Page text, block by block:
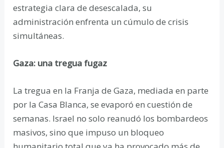
estrategia clara de desescalada, su
administración enfrenta un cúmulo de crisis
simultáneas.
Gaza: una tregua fugaz
La tregua en la Franja de Gaza, mediada en parte
por la Casa Blanca, se evaporó en cuestión de
semanas. Israel no solo reanudó los bombardeos
masivos, sino que impuso un bloqueo